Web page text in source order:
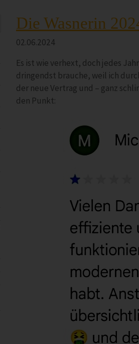
Die Wasnerin
02.06.2024
Es ist wie verhext, doch jedes
dringendst brauche, weil ich
der neue Vertrag und – ganz
den Punkt: